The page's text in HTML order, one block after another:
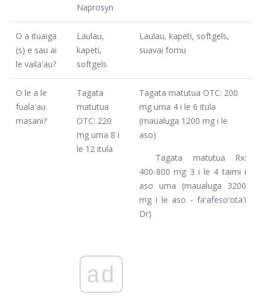
Naprosyn
O a ituaiga
(s) e sau ai
le vailaʻau?
Laulau,
kapeti,
softgels
Laulau, kapeti, softgels,
suavai fomu
O le a le
fualaʻau
masani?
Tagata
matutua
OTC: 220
mg uma 8 i
le 12 itula
ad
Tagata matutua OTC: 200
mg uma 4 i le 6 itula
(maualuga 1200 mg i le
aso)
Tagata matutua Rx:
400-800 mg 3 i le 4 taimi i
aso uma (maualuga 3200
mg i le aso - faʻafesoʻotaʻi
Dr)